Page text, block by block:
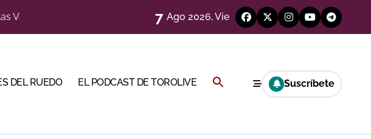
Ventas
años después (Imágenes)
al futuro
7 Ago 2026, Vie
DEL RUEDO EL PODCAST DE TOROLIVE Buscar: Suscríbete